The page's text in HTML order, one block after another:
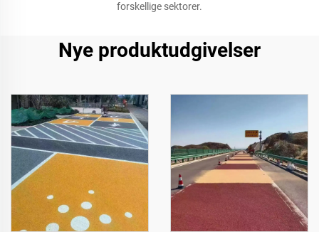
forskellige sektorer.
Nye produktudgivelser